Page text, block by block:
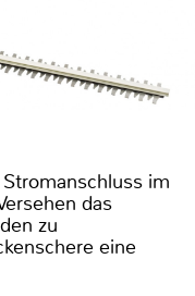
im
das
zu
eine